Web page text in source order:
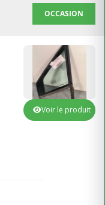
OCCASION
Voir le produit